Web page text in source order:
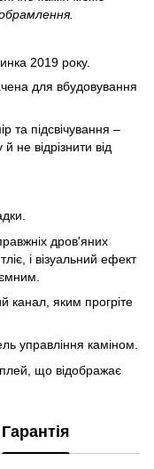
2019 року.
для вбудовування
та підсвічування –
не відрізнити від
дров'яних
і візуальний ефект
канал, яким прогріте
управління каміном.
що відображає
Гарантія